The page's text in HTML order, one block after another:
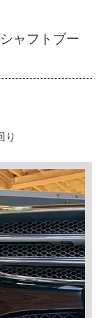
ャフトブー
り